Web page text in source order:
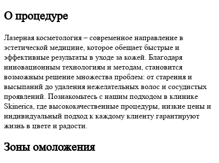
О процедуре
Лазерная косметология – современное направление в
эстетической медицине, которое обещает быстрые и
эффективные результаты в уходе за кожей. Благодаря
инновационным технологиям и методам, становится
возможным решение множества проблем: от старения и
высыпаний до удаления нежелательных волос и сосудистых
проявлений. Познакомьтесь с нашим подходом в клинике
Skinerica, где высококачественные процедуры, низкие цены и
индивидуальный подход к каждому клиенту гарантируют
жизнь в цвете и радости.
Зоны омоложения